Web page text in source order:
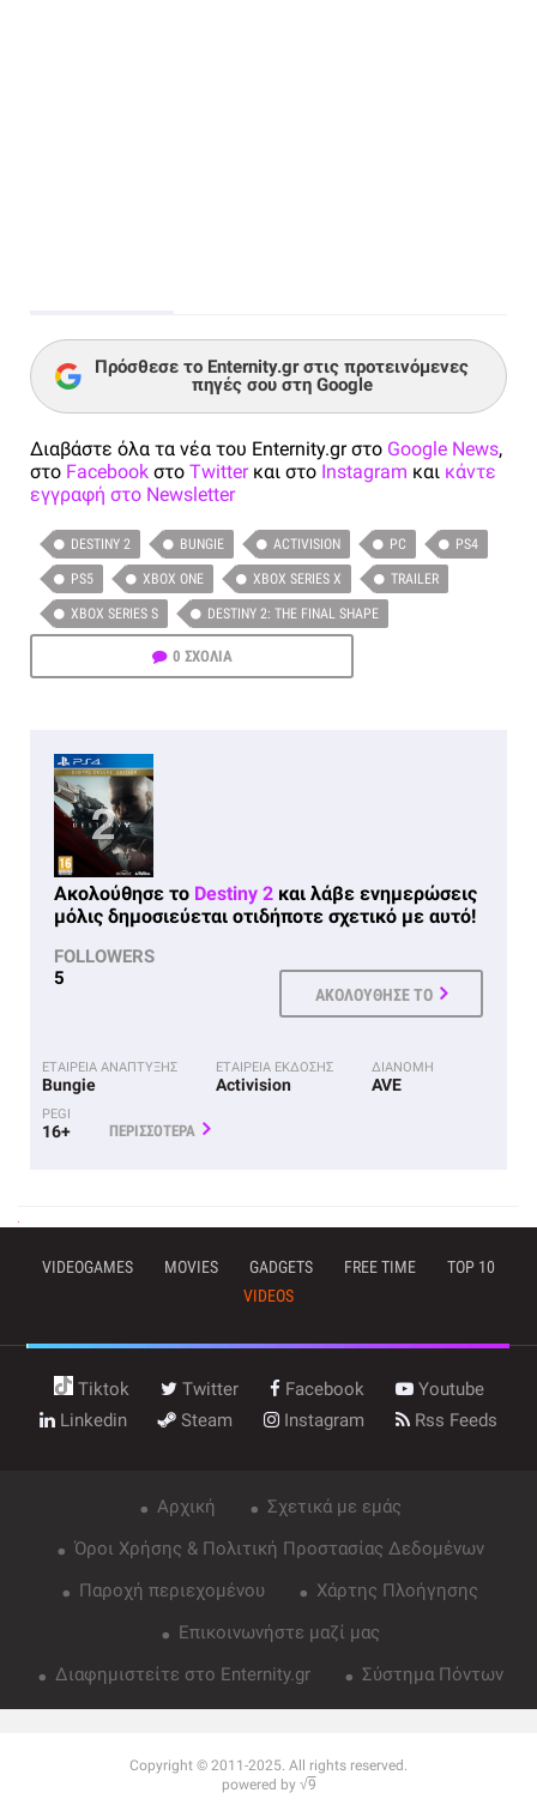
Πρόσθεσε το Enternity.gr στις προτεινόμενες
πηγές σου στη Google
Διαβάστε όλα τα νέα του Enternity.gr στο Google News,
στο Facebook στο Twitterκαι στο Instagram και κάντε
εγγραφή στο Newsletter
DESTINY 2 BUNGIE ACTIVISION PC PS4
PS5 XBOX ONE XBOX SERIES X TRAILER
XBOX SERIES S DESTINY 2: THE FINAL SHAPE
0 ΣΧΟΛΙΑ
Ακολούθησε το Destiny 2 και λάβε ενημερώσεις
μόλις δημοσιεύεται οτιδήποτε σχετικό με αυτό!
FOLLOWERS
5
ΑΚΟΛΟΥΘΗΣΕ ΤΟ
ΕΤΑΙΡΕΙΑ ΑΝΑΠΤΥΞΗΣ
Bungie
ΕΤΑΙΡΕΙΑ ΕΚΔΟΣΗΣ
Activision
ΔΙΑΝΟΜΗ
AVE
PEGI
16+ ΠΕΡΙΣΣΟΤΕΡΑ
VIDEOGAMES MOVIES GADGETS FREE TIME
TOP 10
VIDEOS
Tiktok Twitter Facebook
Youtube
Linkedin
Steam Instagram Rss Feeds
Αρχική
Σχετικά με εμάς
Όροι Χρήσης & Πολιτική Προστασίας Δεδομένων
Παροχή περιεχομένου
Χάρτης Πλοήγησης
Επικοινωνήστε μαζί μας
Διαφημιστείτε στο Enternity.gr
Σύστημα Πόντων
Copyright © 2011-2025. All rights reserved.
powered by √9